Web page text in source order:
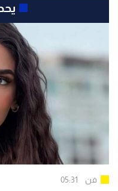
فن 05:31